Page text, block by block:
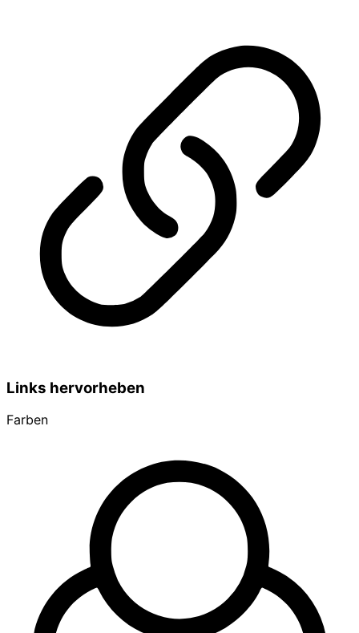
Links hervorheben
Farben